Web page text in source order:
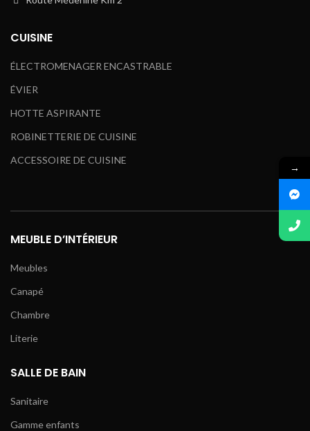
CUISINE
ÉLECTROMENAGER ENCASTRABLE
ÉVIER
HOTTE ASPIRANTE
ROBINETTERIE DE CUISINE
ACCESSOIRE DE CUISINE
MEUBLE D’INTÉRIEUR
Meubles
Canapé
Chambre
Literie
SALLE DE BAIN
Sanitaire
Gamme enfants
→